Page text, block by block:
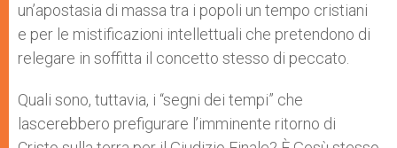
un’apostasia di massa tra i popoli un tempo cristiani
e per le mistificazioni intellettuali che pretendono di
relegare in soffitta il concetto stesso di peccato.
Quali sono, tuttavia, i “segni dei tempi” che
lascerebbero prefigurare l’imminente ritorno di